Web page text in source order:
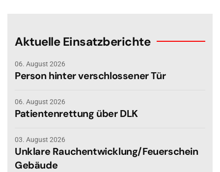
Aktuelle Einsatzberichte
06. August 2026
Person hinter verschlossener Tür
06. August 2026
Patientenrettung über DLK
03. August 2026
Unklare Rauchentwicklung/Feuerschein
Gebäude